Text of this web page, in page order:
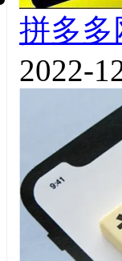
拼多多
2022-